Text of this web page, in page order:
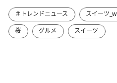
＃トレンドニュース スイーツ_w
桜
グルメ スイーツ